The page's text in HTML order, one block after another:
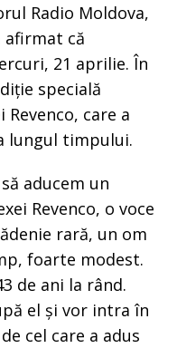
Radio Moldova,
afirmat că
21 aprilie. În
specială
care a
lungul timpului.
aducem un
Revenco, o voce
rară, un om
foarte modest.
de ani la rând.
el și vor intra în
cel care a adus